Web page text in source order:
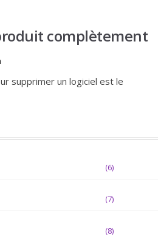
complètement
supprimer un logiciel est le
(6)
(7)
(8)